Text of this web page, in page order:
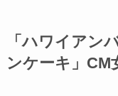
「ハワイアン
ンケーキ」CM